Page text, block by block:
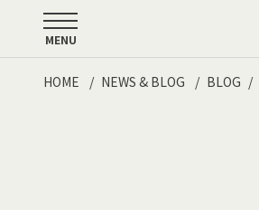
MENU
HOME NEWS & BLOG BLOG